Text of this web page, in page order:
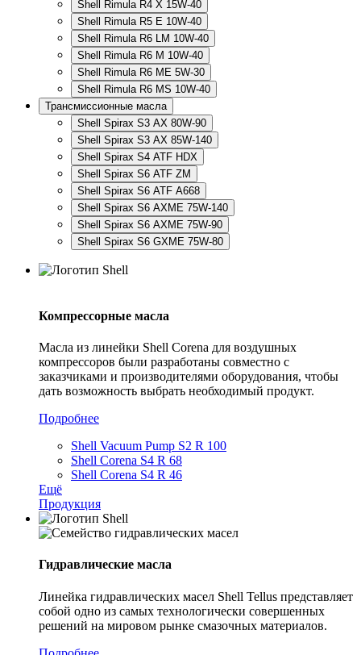
Shell Rimula R4 X 15W-40
Shell Rimula R5 E 10W-40
Shell Rimula R6 LM 10W-40
Shell Rimula R6 M 10W-40
Shell Rimula R6 ME 5W-30
Shell Rimula R6 MS 10W-40
Трансмиссионные масла
Shell Spirax S3 AX 80W-90
Shell Spirax S3 AX 85W-140
Shell Spirax S4 ATF HDX
Shell Spirax S6 ATF ZM
Shell Spirax S6 ATF А668
Shell Spirax S6 AXME 75W-140
Shell Spirax S6 AXME 75W-90
Shell Spirax S6 GXME 75W-80
Компрессорные масла
Масла из линейки Shell Corena для воздушных
компрессоров были разработаны совместно с
заказчиками и производителями оборудования, чтобы
дать возможность выбрать необходимый продукт.
Подробнее
Shell Vacuum Pump S2 R 100
Shell Corena S4 R 68
Shell Corena S4 R 46
Ещё
Продукция
Гидравлические масла
Линейка гидравлических масел Shell Tellus представляет
собой одно из самых технологически совершенных
решений на мировом рынке смазочных материалов.